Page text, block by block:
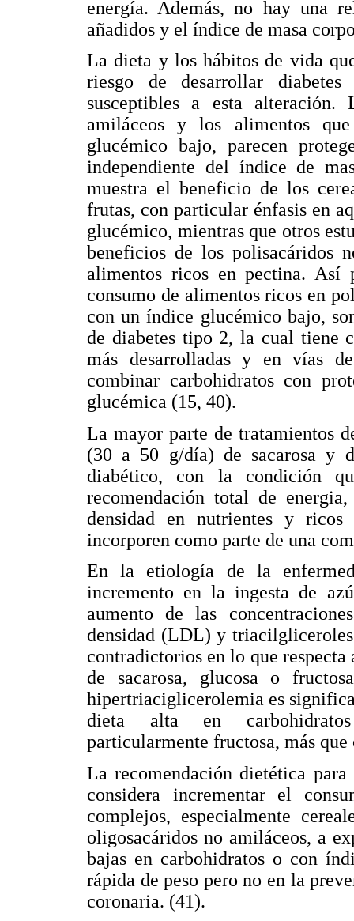
energía. Además, no hay una
añadidos y el índice de masa
La dieta y los hábitos de vida
riesgo de desarrollar
susceptibles a esta
amiláceos y los alimentos
glucémico bajo, parecen
independiente del índice de
muestra el beneficio de los
frutas, con particular énfasis en
glucémico, mientras que otros
beneficios de los polisacáridos
alimentos ricos en pectina. Así
consumo de alimentos ricos en
con un índice glucémico bajo,
de diabetes tipo 2, la cual tiene
más desarrolladas y en vías
combinar carbohidratos con
glucémica (15, 40).
La mayor parte de tratamientos
(30 a 50 g/día) de sacarosa y
diabético, con la condición
recomendación total de
densidad en nutrientes y
incorporen como parte de una
En la etiología de la
incremento en la ingesta de
aumento de las
densidad (LDL) y triacilgliceroles
contradictorios en lo que
de sacarosa, glucosa o
hipertriaciglicerolemia es
dieta alta en carbohidratos
particularmente fructosa, más
La recomendación dietética
considera incrementar el
complejos, especialmente
oligosacáridos no amiláceos, a
bajas en carbohidratos o con
rápida de peso pero no en la
coronaria. (41).